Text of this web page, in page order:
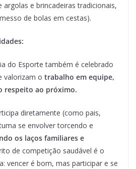
argolas e brincadeiras tradicionais,
de bolas em cestas).
do Esporte também é celebrado
valorizam o trabalho em equipe,
respeito ao próximo.
diretamente (como pais,
se envolver torcendo e
os laços familiares e
de competição saudável é o
vencer é bom, mas participar e se